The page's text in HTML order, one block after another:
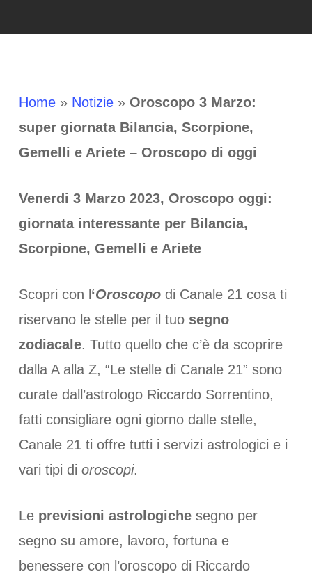
Home» Notizie» Oroscopo 3 Marzo:
super giornata Bilancia, Scorpione,
Gemelli e Ariete – Oroscopo di oggi
Venerdi 3 Marzo 2023, Oroscopo oggi:
giornata interessante per Bilancia,
Scorpione, Gemelli e Ariete
Scopri con l ‘Oroscopodi Canale 21 cosa ti
riservano le stelle per il tuo segno
zodiacale. Tutto quello che c’è da scoprire
dalla A alla Z, “Le stelle di Canale 21” sono
curate dall’astrologo Riccardo Sorrentino,
fatti consigliare ogni giorno dalle stelle,
Canale 21 ti offre tutti i servizi astrologici e i
vari tipi di oroscopi.
Le previsioni astrologichesegno per
segno su amore, lavoro, fortuna e
benessere con l’oroscopo di Riccardo